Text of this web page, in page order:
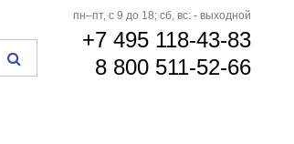
пн–пт, с 9 до 18; сб, вс: - выходной
+7 495 118-43-83
8 800 511-52-66